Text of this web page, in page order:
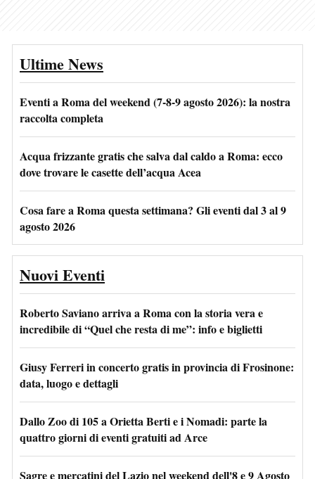
Ultime News
Eventi a Roma del weekend (7-8-9 agosto 2026): la nostra
raccolta completa
Acqua frizzante gratis che salva dal caldo a Roma: ecco
dove trovare le casette dell’acqua Acea
Cosa fare a Roma questa settimana? Gli eventi dal 3 al 9
agosto 2026
Nuovi Eventi
Roberto Saviano arriva a Roma con la storia vera e
incredibile di “Quel che resta di me”: info e biglietti
Giusy Ferreri in concerto gratis in provincia di Frosinone:
data, luogo e dettagli
Dallo Zoo di 105 a Orietta Berti e i Nomadi: parte la
quattro giorni di eventi gratuiti ad Arce
Sagre e mercatini del Lazio nel weekend dell'8 e 9 Agosto